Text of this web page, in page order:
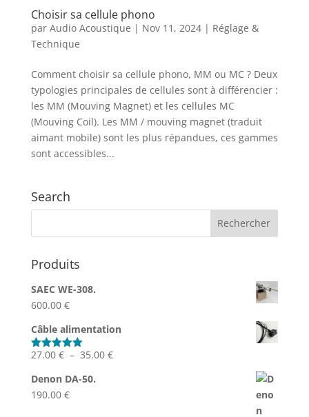
Choisir sa cellule phono
par Audio Acoustique | Nov 11, 2024| Réglage &
Technique
Comment choisir sa cellule phono, MM ou MC ? Deux
typologies principales de cellules sont à différencier :
les MM (Mouving Magnet) et les cellules MC
(Mouving Coil). Les MM / mouving magnet (traduit
aimant mobile) sont les plus répandues, ces gammes
sont accessibles...
Search
Produits
SAEC WE-308.
600.00 €
Câble alimentation
Note5.00
27.00 € – 35.00 €Plage
Denon DA-50.
190.00 €